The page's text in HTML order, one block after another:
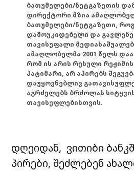
ბათუმელები/ნეტგაზეთის
დირექტორი მზია
ბათუმელები/ნეტგაზეთი,
დამოუკიდებელი და
თავისუფალი
ამაღლობელმა 2001 წელს
რომ ის არის რუსული
პატიმარი, არ აპირებს
დაუყოვნებლივ
აგრძელებს ბრძოლას
თავისუფლებისთვის.
დღეიდან, ვითიბი
პირები, შეძლებენ